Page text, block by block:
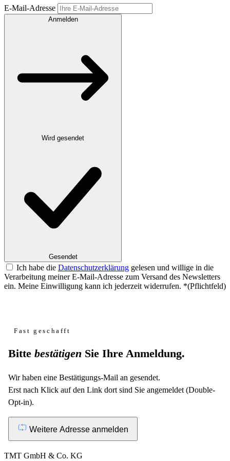
E-Mail-Adresse
Anmelden
Gesendet
Ich habe die Datenschutzerklärung gelesen und willige in die
Verarbeitung meiner E-Mail-Adresse zum Versand des Newsletters
ein. Meine Einwilligung kann ich jederzeit widerrufen. *(Pflichtfeld)
Fast geschafft
Bitte bestätigen Sie Ihre Anmeldung.
Wir haben eine Bestätigungs-Mail an gesendet.
Erst nach Klick auf den Link dort sind Sie angemeldet (Double-
Opt-in).
Weitere Adresse anmelden
TMT GmbH & Co. KG